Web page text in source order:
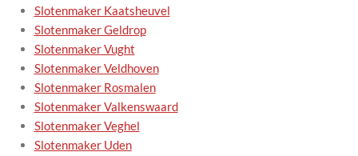
Slotenmaker Kaatsheuvel
Slotenmaker Geldrop
Slotenmaker Vught
Slotenmaker Veldhoven
Slotenmaker Rosmalen
Slotenmaker Valkenswaard
Slotenmaker Veghel
Slotenmaker Uden